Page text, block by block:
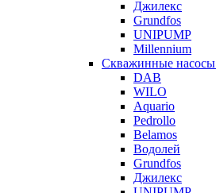
Джилекс
Grundfos
UNIPUMP
Millennium
Скважинные насосы
DAB
WILO
Aquario
Pedrollo
Belamos
Водолей
Grundfos
Джилекс